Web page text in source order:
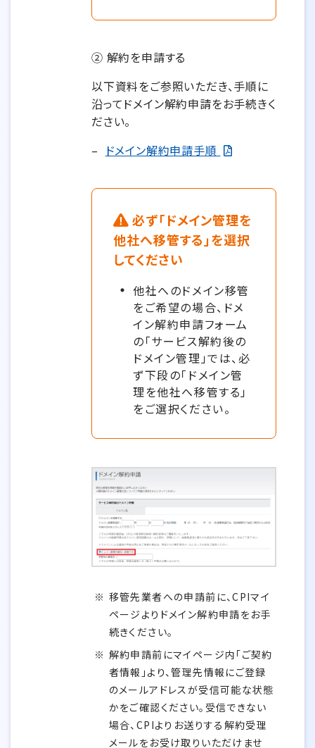
② 解約を申請する
以下資料をご参照いただき、手順に
沿ってドメイン解約申請をお手続きく
ださい。
– ドメイン解約申請手順
必ず「ドメイン管理を
他社へ移管する」を選択
してください
他社へのドメイン移管
をご希望の場合、ドメ
イン解約申請フォーム
の「サービス解約後の
ドメイン管理」では、必
ず下段の「ドメイン管
理を他社へ移管する」
をご選択ください。
移管先業者への申請前に、CPIマイ
ページよりドメイン解約申請をお手
続きください。
解約申請前にマイページ内「ご契約
者情報」より、管理先情報にご登録
のメールアドレスが受信可能な状態
かをご確認ください。受信できない
場合、CPIよりお送りする解約受理
メールをお受け取りいただけませ